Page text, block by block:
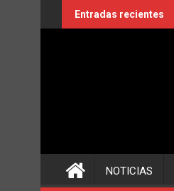
al
Entradas recientes
NOTICIAS